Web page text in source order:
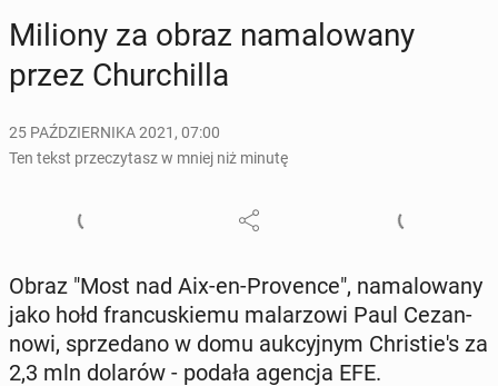
Miliony za obraz na­ma­lo­wa­ny
przez Chur­chil­la
25 PAŹDZIERNIKA 2021, 07:00
Ten tekst przeczytasz w mniej niż minutę
Obraz "Most nad Aix-en-Pro­ven­ce", na­ma­lo­wa­ny
jako hołd fran­cu­skie­mu ma­la­rzo­wi Paul Ce­zan­
no­wi, sprze­da­no w domu au­kcyj­nym Chri­stie­'s za
2,3 mln dolarów - podała agencja EFE.